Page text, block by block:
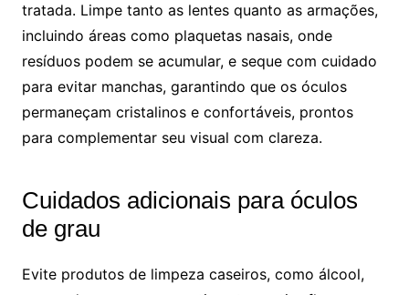
tratada. Limpe tanto as lentes quanto as armações,
incluindo áreas como plaquetas nasais, onde
resíduos podem se acumular, e seque com cuidado
para evitar manchas, garantindo que os óculos
permaneçam cristalinos e confortáveis, prontos
para complementar seu visual com clareza.
Cuidados adicionais para óculos
de grau
Evite produtos de limpeza caseiros, como álcool,